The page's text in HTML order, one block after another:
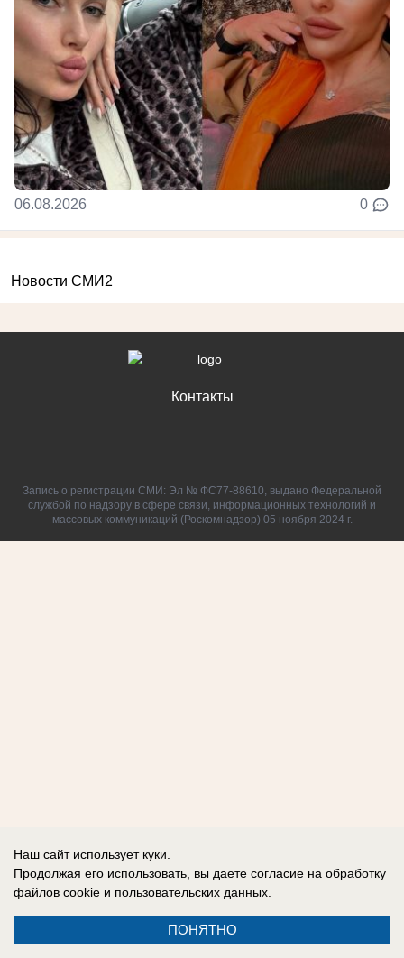
06.08.2026 0
Новости СМИ2
Контакты
Запись о регистрации СМИ: Эл № ФС77-88610, выдано Федеральной
службой по надзору в сфере связи, информационных технологий и
массовых коммуникаций (Роскомнадзор) 05 ноября 2024 г.
Наш сайт использует куки.
Продолжая его использовать, вы даете согласие на обработку
файлов cookie и пользовательских данных.
ПОНЯТНО